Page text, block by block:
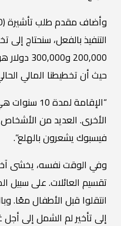
التنفيذ بالفعل، سنحتاج
200,000
حيث أن تخطيطنا المالي
“الإقامة
الأخرى. العديد من
فيسبوك يشعرون بالهلع”.
وفي الوقت نفسه، يخشى
تقسيم العائلات. على سبيل
انتقلوا قبل الأطفال معًا.
إلى تأخير لم الشمل إلى